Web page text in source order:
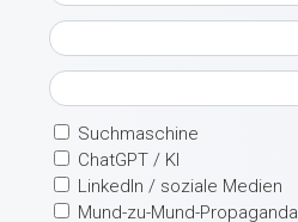
Suchmaschine
ChatGPT / KI
LinkedIn / soziale Medien
Mund-zu-Mund-Propaganda